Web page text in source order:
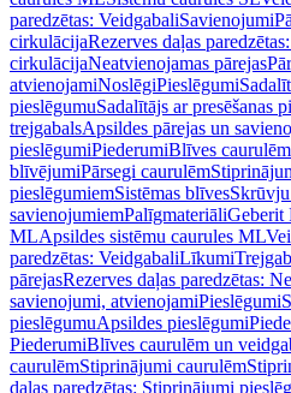
paredzētas: VeidgabaliSavienojumi
cirkulācijaRezerves daļas
cirkulācijaNeatvienojamas pārejas
atvienojamiNoslēgiPieslēgumi
pieslēgumuSadalītājs ar presēšanas
trejgabalsApsildes pārejas un
pieslēgumiPiederumiBlīves
blīvējumiPārsegi caurulēm
pieslēgumiemSistēmas blīves
savienojumiemPalīgmateriāliGeberit
MLApsildes sistēmu caurules ML
paredzētas: VeidgabaliLīkumi
pārejasRezerves daļas paredzētas:
savienojumi, atvienojamiPieslēgumi
pieslēgumuApsildes pieslēgumi
PiederumiBlīves caurulēm un
caurulēmStiprinājumi caurulēm
daļas paredzētas: Stiprinājumi